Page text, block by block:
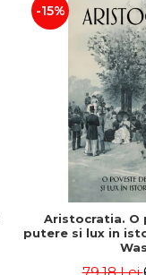
-15%
Aristocratia. O
putere si lux in